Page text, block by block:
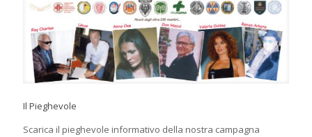
Il Pieghevole
Scarica il pieghevole informativo della nostra campagna